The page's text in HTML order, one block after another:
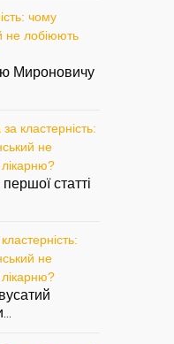
чому
не лобіюють
Мироновичу
кластерність:
не
статті
не